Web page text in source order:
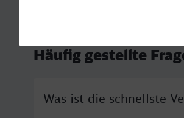
Häufig gestellte
Was ist die schnellste